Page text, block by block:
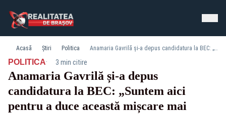
Acasă Știri Politica Anamaria Gavrilă și-a depus candidatura la BEC: „Suntem aici pentru a duce această mișcare mai departe. Mulțumim românilor care au venit să semneze cu mintea, cu gândul și cu sufletul la Călin Georgescu”
POLITICA· 3 min citire
Anamaria Gavrilă și-a depus
candidatura la BEC: „Suntem aici
pentru a duce această mișcare mai